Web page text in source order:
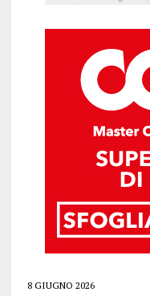
8 GIUGNO 2026